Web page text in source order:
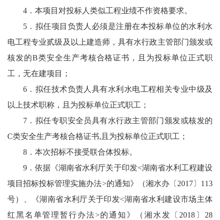
4．本项目对投标人类似工程业绩不作资格要求。
5．拟任项目负责人必须是注册在本投标单位的水利水
电工程专业贰级及以上建造师，具有水行政主管部门颁发或
核发的B类安全生产考核合格证书，且为投标单位正式职
工，无在建项目；
6．拟任技术负责人具有水利水电工程相关专业中级及
以上技术职称，且为投标单位正式职工；
7．拟任专职安全员具有水行政主管部门颁发或核发的
C类安全生产考核合格证书,且为投标单位正式职工；
8．本次招标不接受联合体投标。
9．依据《湖南省水利厅关于印发<湖南省水利工程建设
项目招标投标管理实施办法>的通知》（湘水办〔2017〕113
号）、《湖南省水利厅关于印发<湖南省水利建设市场主体
红黑名单管理暂行办法>的通知》（湘水发〔2018〕28